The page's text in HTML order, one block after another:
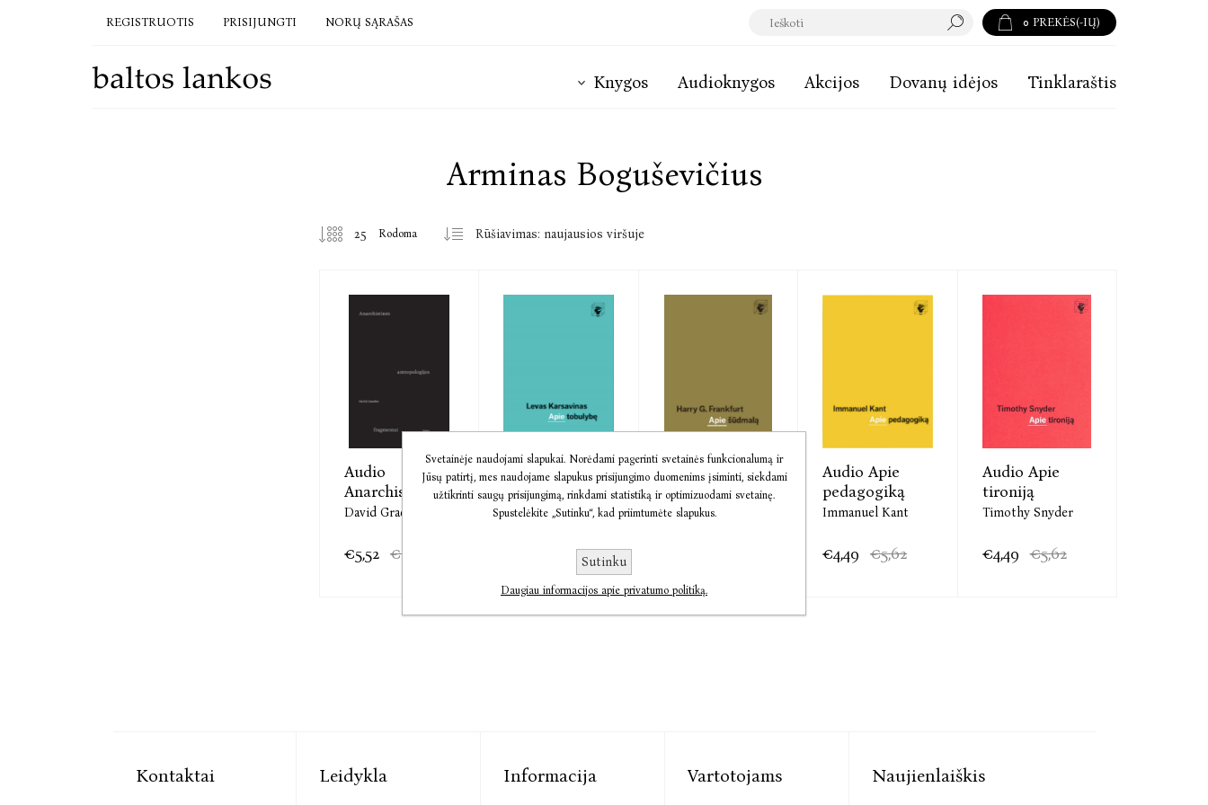
REGISTRUOTIS PRISIJUNGTI NORŲ SĄRAŠAS 0 PREKĖS(-IŲ)
Knygos Audioknygos Akcijos Dovanų idėjos Tinklaraštis
Arminas Boguševičius
Rodoma
Audio
Anarchistinės ...
David Graeber
€5,52 €6,90
Audio Apie
tobulybę
Levas Karsavinas
€5,62
Audio Apie
šūdmalą
Harry G. Frankfurt
Audio Apie
pedagogiką
Immanuel Kant
€4,49 €5,62
Audio Apie
tironiją
Timothy Snyder
€4,49 €5,62
Kontaktai Leidykla Informacija Vartotojams Naujienlaiškis
Svetainėje naudojami slapukai. Norėdami pagerinti svetainės funkcionalumą ir
Jūsų patirtį, mes naudojame slapukus prisijungimo duomenims įsiminti, siekdami
užtikrinti saugų prisijungimą, rinkdami statistiką ir optimizuodami svetainę.
Spustelėkite „Sutinku“, kad priimtumėte slapukus.
Sutinku
Daugiau informacijos apie privatumo politiką.